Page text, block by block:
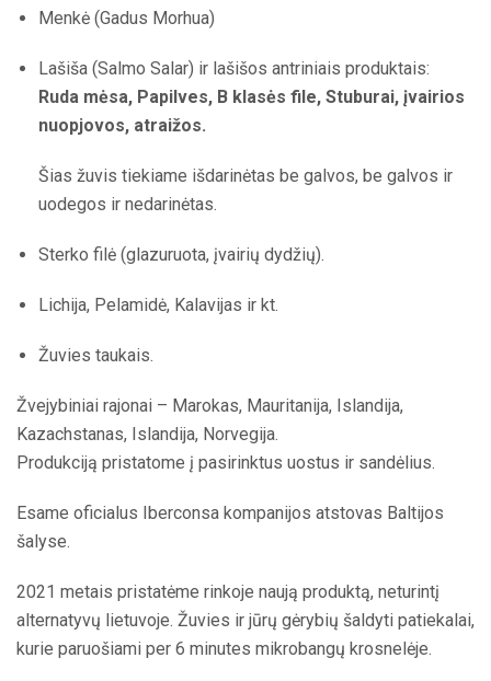
Menkė (Gadus Morhua)
Lašiša (Salmo Salar) ir lašišos antriniais produktais:
Ruda mėsa, Papilves, B klasės file, Stuburai, įvairios
nuopjovos, atraižos.
Šias žuvis tiekiame išdarinėtas be galvos, be galvos ir
uodegos ir nedarinėtas.
Sterko filė (glazuruota, įvairių dydžių).
Lichija, Pelamidė, Kalavijas ir kt.
Žuvies taukais.
Žvejybiniai rajonai – Marokas, Mauritanija, Islandija,
Kazachstanas, Islandija, Norvegija.
Produkciją pristatome į pasirinktus uostus ir sandėlius.
Esame oficialus Iberconsa kompanijos atstovas Baltijos
šalyse.
2021 metais pristatėme rinkoje naują produktą, neturintį
alternatyvų lietuvoje. Žuvies ir jūrų gėrybių šaldyti patiekalai,
kurie paruošiami per 6 minutes mikrobangų krosnelėje.